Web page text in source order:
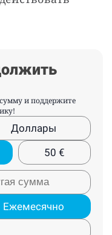
и поддержите
Доллары
50 €
Ежемесячно